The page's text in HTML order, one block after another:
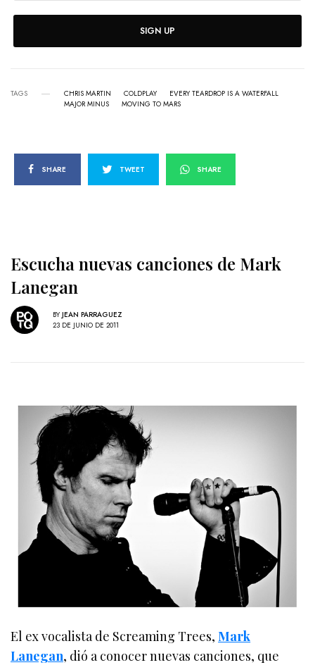
SIGN UP
TAGS CHRIS MARTIN COLDPLAY
EVERY TEARDROP IS A WATERFALL
MAJOR MINUS
MOVING TO MARS
SHARE TWEET SHARE
Escucha nuevas canciones de Mark
Lanegan
BY JEAN PARRAGUEZ
23 DE JUNIO DE 2011
El ex vocalista de Screaming Trees,Mark
Lanegan, dió a conocer nuevas canciones, que